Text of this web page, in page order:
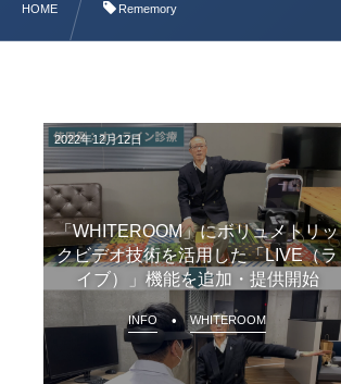
HOME Rememory
2022年12月12日
「WHITEROOM」にボリュメトリッ
クビデオ技術を活用した「LIVE（ラ
イブ）」機能を追加・提供開始
INFO WHITEROOM